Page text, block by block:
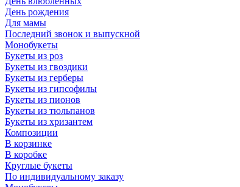
День рождения
Для мамы
Последний звонок и выпускной
Монобукеты
Букеты из роз
Букеты из гвоздики
Букеты из герберы
Букеты из гипсофилы
Букеты из пионов
Букеты из тюльпанов
Букеты из хризантем
Композиции
В корзинке
В коробке
Круглые букеты
По индивидуальному заказу